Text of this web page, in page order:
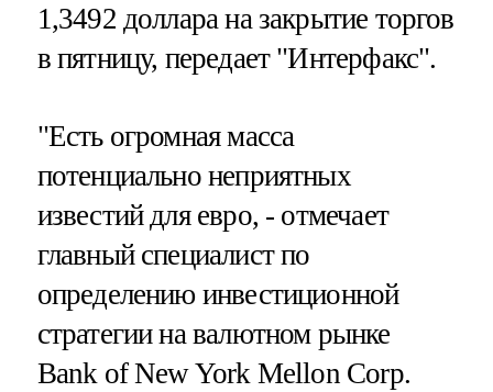
1,3492 доллара на закрытие торгов
в пятницу, передает "Интерфакс".
"Есть огромная масса
потенциально неприятных
известий для евро, - отмечает
главный специалист по
определению инвестиционной
стратегии на валютном рынке
Bank of New York Mellon Corp.